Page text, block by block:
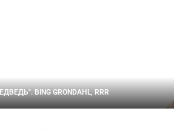
BING GRONDAHL, RRR